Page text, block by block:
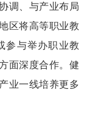
调、与产业布局
区将高等职业教
参与举办职业教
面深度合作。健
业一线培养更多